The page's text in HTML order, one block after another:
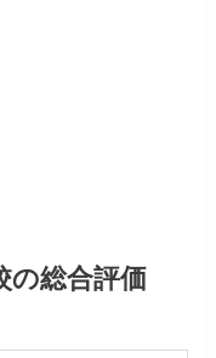
の総合評価